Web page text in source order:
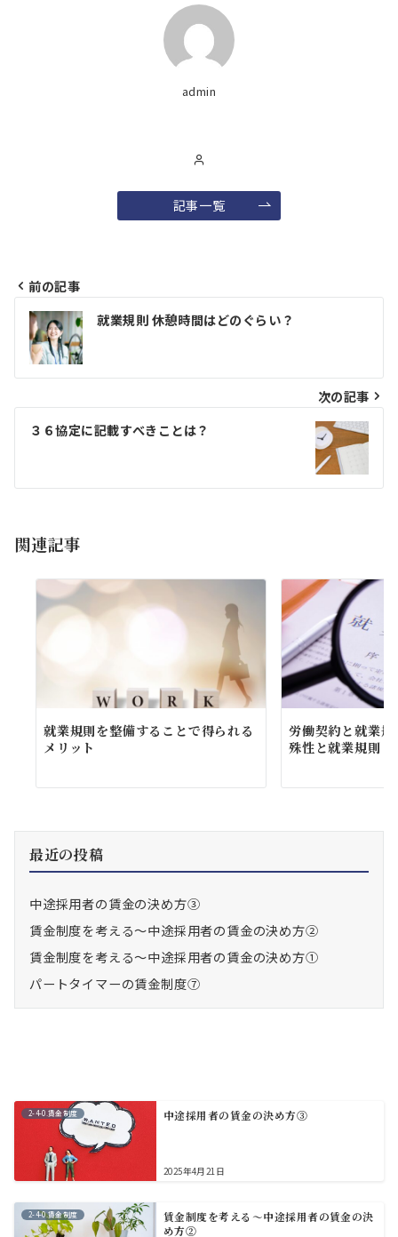
admin
記事一覧
投
稿
ナ
ビ
ゲ
シ
ン
前の記事
就業規則 休憩時間はどのぐらい？
次の記事
３６協定に記載すべきことは？
関連記事
就業規則を整備することで得られる
メリット
労働契約と就業
殊性と就業規則
最近の投稿
中途採用者の賃金の決め方③
賃金制度を考える～中途採用者の賃金の決め方②
賃金制度を考える～中途採用者の賃金の決め方①
パートタイマーの賃金制度⑦
2-4-0.賃金制度 中途採用者の賃金の決め方③
2025年4月21日
2-4-0.賃金制度
賃金制度を考える～中途採用者の賃金の決
め方②